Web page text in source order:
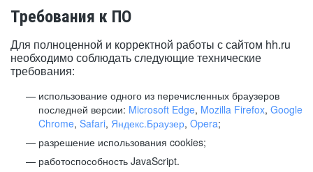
Требования к ПО
Для полноценной и корректной работы с сайтом hh.ru
необходимо соблюдать следующие технические
требования:
использование одного из перечисленных браузеров
последней версии: Microsoft Edge, Mozilla Firefox, Google
Chrome, Safari, Яндекс.Браузер, Opera;
разрешение использования cookies;
работоспособность JavaScript.